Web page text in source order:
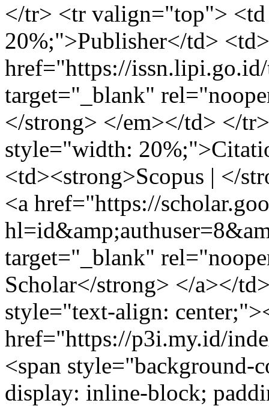
</tr> <tr valign="top">
20%;">Publisher</td>
href="https://
target="_blank"
</strong> </em></td> </
style="width:
<td><strong>Scopus | </
<a href="https://
target="_blank"
Scholar</strong> </a></
style="text-align:
href="https://p3i.my.id/
<span
display: inline-block;